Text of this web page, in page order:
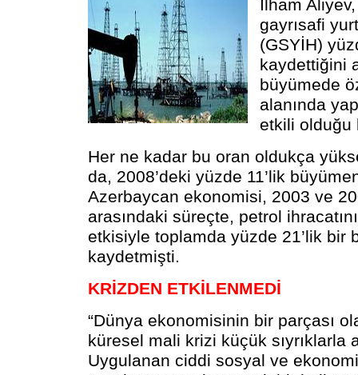
İlham
gayrısafi
(GSYİH)
kaydettiğini
büyümede
alanında
etkili olduğu
Her ne kadar bu oran oldukça
da, 2008’deki yüzde 11’lik
Azerbaycan ekonomisi, 2003 ve
arasındaki süreçte, petrol
etkisiyle toplamda yüzde 21’lik bir
kaydetmişti.
KRİZDEN ETKİLENMEDİ
“Dünya ekonomisinin bir parçası
küresel mali krizi küçük sıyrıklarla
Uygulanan ciddi sosyal ve